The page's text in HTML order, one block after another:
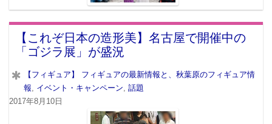
【これぞ日本の造形美】名古屋で開催中の
「ゴジラ展」が盛況
【フィギュア】 フィギュアの最新情報と、秋葉原のフィギュア情
報, イベント・キャンペーン, 話題
2017年8月10日